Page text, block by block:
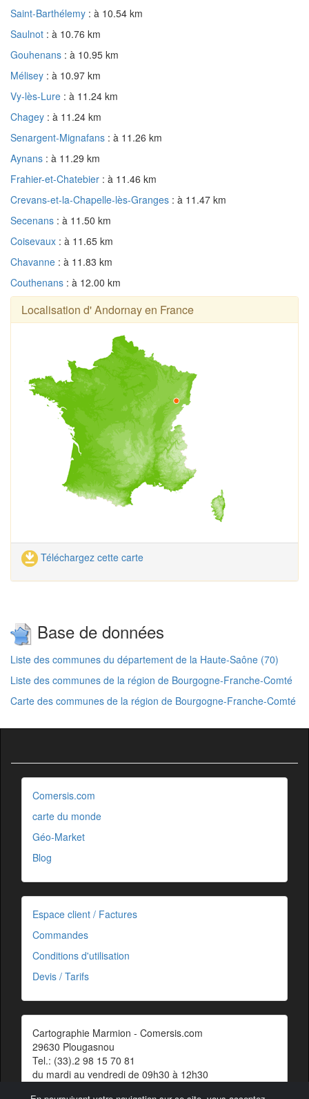
Saint-Barthélemy : à 10.54 km
Saulnot : à 10.76 km
Gouhenans : à 10.95 km
Mélisey : à 10.97 km
Vy-lès-Lure : à 11.24 km
Chagey : à 11.24 km
Senargent-Mignafans : à 11.26 km
Aynans : à 11.29 km
Frahier-et-Chatebier : à 11.46 km
Crevans-et-la-Chapelle-lès-Granges : à 11.47 km
Secenans : à 11.50 km
Coisevaux : à 11.65 km
Chavanne : à 11.83 km
Couthenans : à 12.00 km
Localisation d' Andornay en France
Téléchargez cette carte
Base de données
Liste des communes du département de la Haute-Saône (70)
Liste des communes de la région de Bourgogne-Franche-Comté
Carte des communes de la région de Bourgogne-Franche-Comté
Comersis.com
carte du monde
Géo-Market
Blog
Espace client / Factures
Commandes
Conditions d'utilisation
Devis / Tarifs
Cartographie Marmion - Comersis.com
29630 Plougasnou
Tel.: (33).2 98 15 70 81
du mardi au vendredi de 09h30 à 12h30